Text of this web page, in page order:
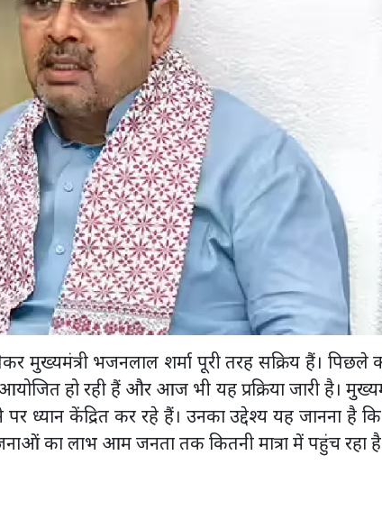
मुख्यमंत्री भजनलाल शर्मा पूरी तरह सक्रिय हैं। पिछले
हो रही हैं और आज भी यह प्रक्रिया जारी है।
ध्यान केंद्रित कर रहे हैं। उनका उद्देश्य यह जानना है
का लाभ आम जनता तक कितनी मात्रा में पहुंच रहा